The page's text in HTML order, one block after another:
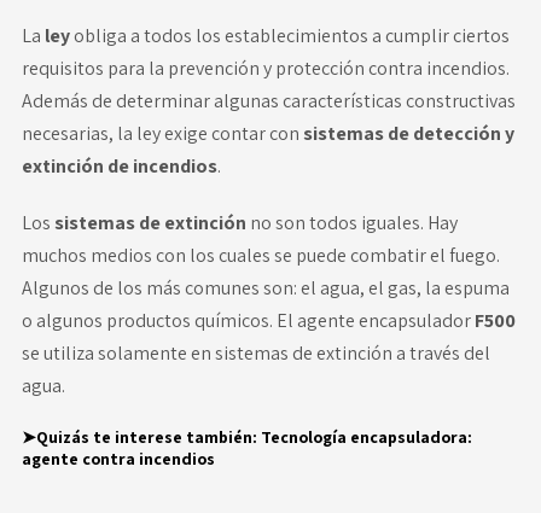
La leyobliga a todos los establecimientos a cumplir ciertos
requisitos para la prevención y protección contra incendios.
Además de determinar algunas características constructivas
necesarias, la ley exige contar con sistemas de detección y
extinción de incendios.
Los sistemas de extinción no son todos iguales. Hay
muchos medios con los cuales se puede combatir el fuego.
Algunos de los más comunes son: el agua, el gas, la espuma
o algunos productos químicos. El agente encapsuladorF500
se utiliza solamente en sistemas de extinción a través del
agua.
➤Quizás te interese también: Tecnología encapsuladora:
agente contra incendios